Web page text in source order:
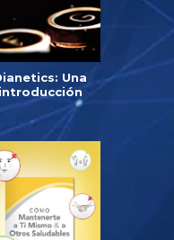
Una
introducción